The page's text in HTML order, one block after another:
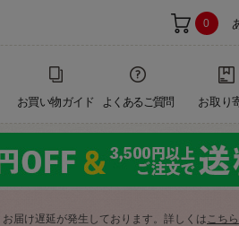
0
お買い物ガイド よくあるご質問 お取り
届け遅延が発生しております。詳しくはこちら